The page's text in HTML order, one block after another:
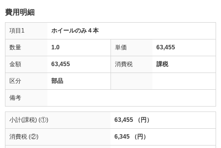
費用明細
項目1 ホイールのみ４本
数量 1.0 単価 63,455
金額 63,455 消費税 課税
区分 部品
備考
小計(課税) (①) 63,455 （円）
消費税 (②) 6,345 （円）